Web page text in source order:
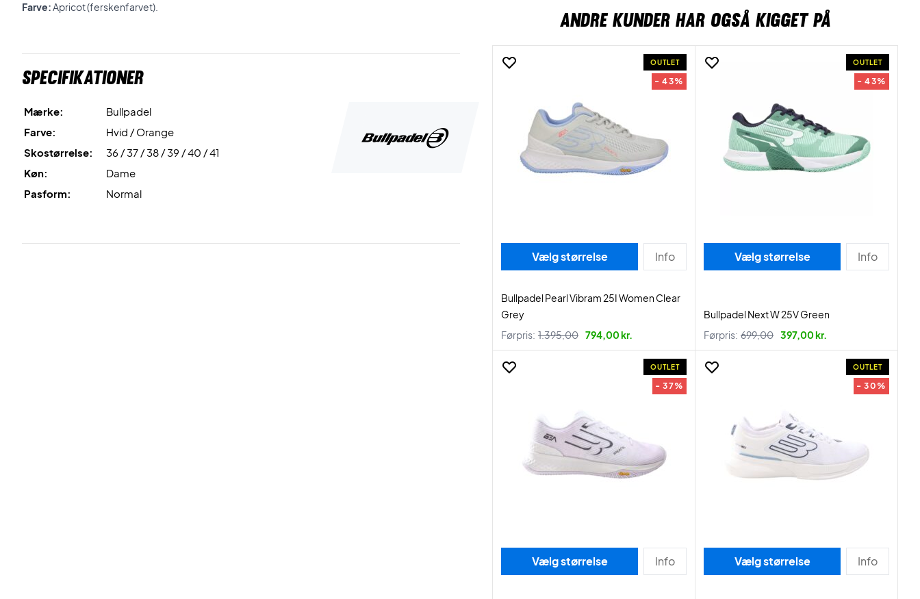
Farve:Apricot (ferskenfarvet).
Specifikationer
Mærke:
Bullpadel
Farve:
Hvid / Orange
Skostørrelse:
36 / 37 / 38 / 39 / 40 / 41
Køn:
Dame
Pasform:
Normal
ANDRE KUNDER HAR OGSÅ KIGGET PÅ
OUTLET
- 43%
Vælg størrelse Info
Bullpadel Pearl Vibram 25I Women Clear
Grey
Førpris: 1.395,00 794,00 kr.
OUTLET
- 43%
Vælg størrelse Info
Bullpadel Next W 25V Green
Førpris: 699,00 397,00 kr.
OUTLET
- 37%
Vælg størrelse Info
OUTLET
- 30%
Vælg størrelse Info